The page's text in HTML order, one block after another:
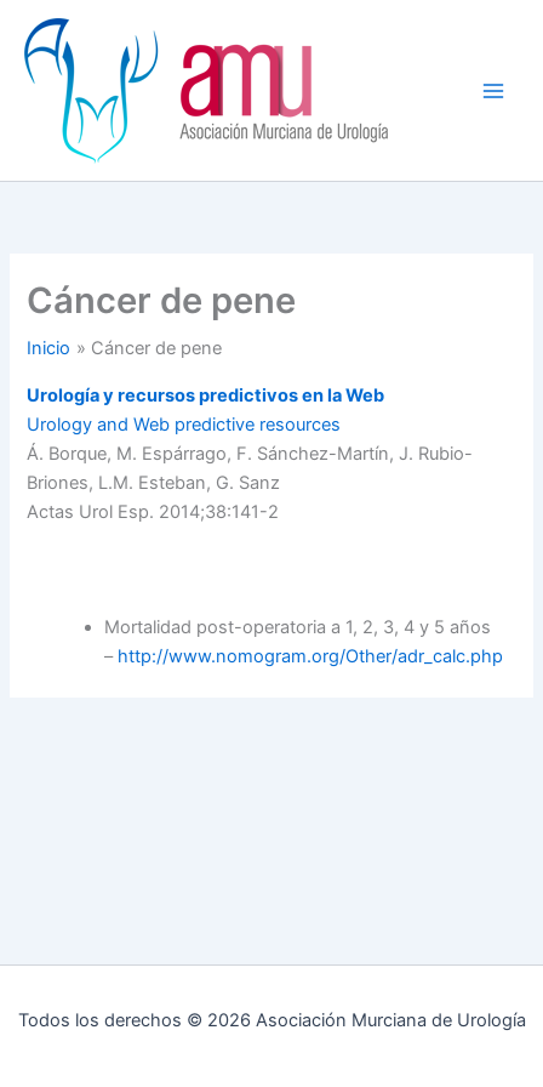
contenido
Cáncer de pene
Inicio Cáncer de pene
Urología y recursos predictivos en la Web
Urology and Web predictive resources
Á. Borque, M. Espárrago, F. Sánchez-Martín, J. Rubio-
Briones, L.M. Esteban, G. Sanz
Actas Urol Esp. 2014;38:141-2
Mortalidad post-operatoria a 1, 2, 3, 4 y 5 años
– http://www.nomogram.org/Other/adr_calc.php
Todos los derechos © 2026 Asociación Murciana de Urología